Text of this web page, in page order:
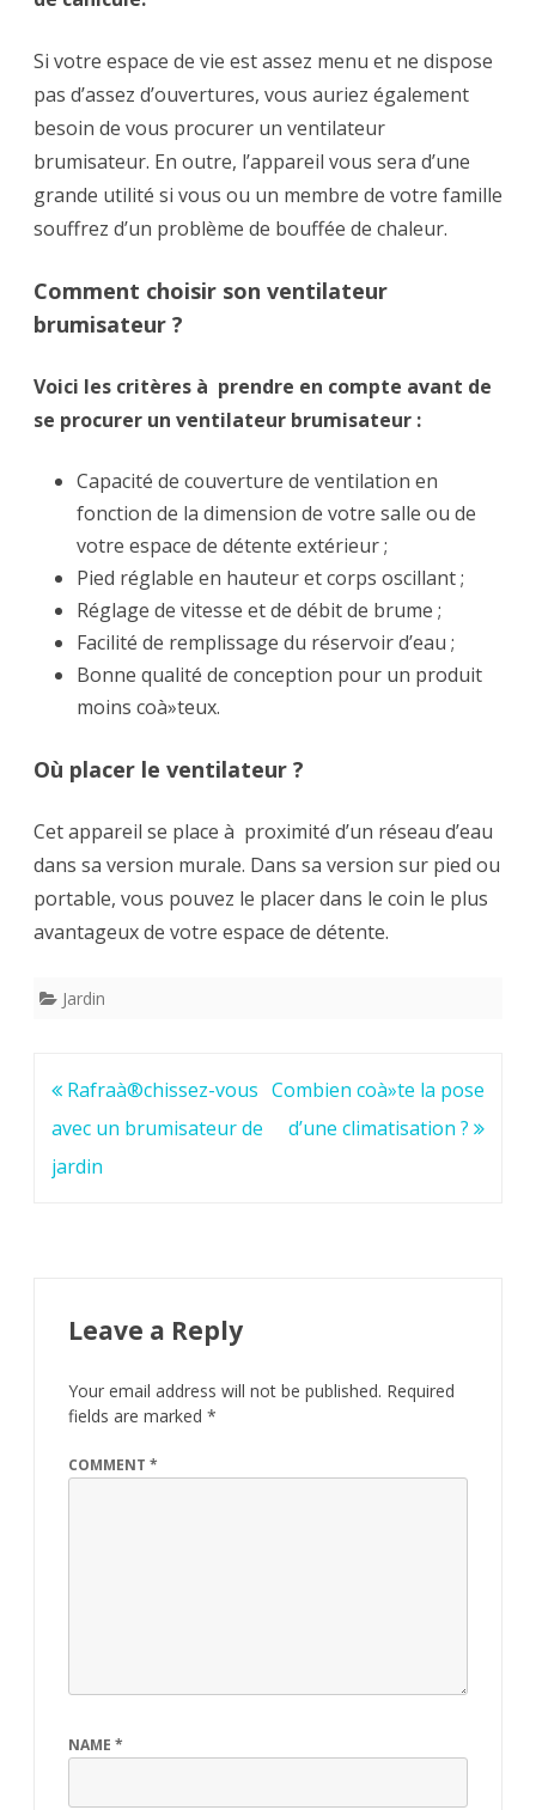
Si votre espace de vie est assez menu et ne dispose
pas d’assez d’ouvertures, vous auriez également
besoin de vous procurer un ventilateur
brumisateur. En outre, l’appareil vous sera d’une
grande utilité si vous ou un membre de votre famille
souffrez d’un problème de bouffée de chaleur.
Comment choisir son ventilateur
brumisateur ?
Voici les critères à prendre en compte avant de
se procurer un ventilateur brumisateur :
Capacité de couverture de ventilation en
fonction de la dimension de votre salle ou de
votre espace de détente extérieur ;
Pied réglable en hauteur et corps oscillant ;
Réglage de vitesse et de débit de brume ;
Facilité de remplissage du réservoir d’eau ;
Bonne qualité de conception pour un produit
moins coà»teux.
Où placer le ventilateur ?
Cet appareil se place à proximité d’un réseau d’eau
dans sa version murale. Dans sa version sur pied ou
portable, vous pouvez le placer dans le coin le plus
avantageux de votre espace de détente.
Jardin
Post
navigation
Rafraà®chissez-vous
avec un brumisateur de
jardin
Combien coà»te la pose
d’une climatisation ?
Leave a Reply
Your email address will not be published. Required
fields are marked *
COMMENT *
NAME *